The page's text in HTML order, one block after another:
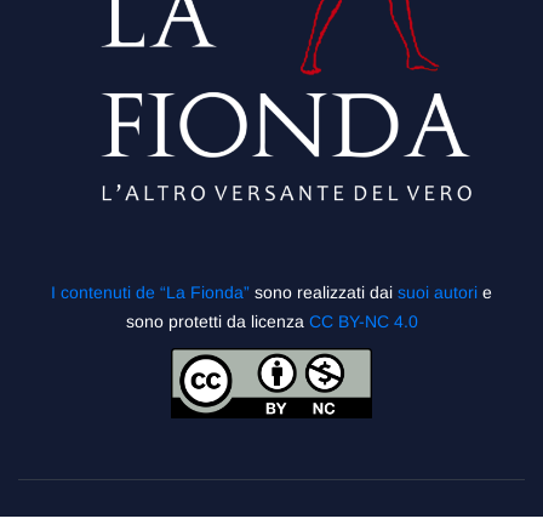
I contenuti de “La Fionda” sono realizzati dai suoi autori e
sono protetti da licenza CC BY-NC 4.0